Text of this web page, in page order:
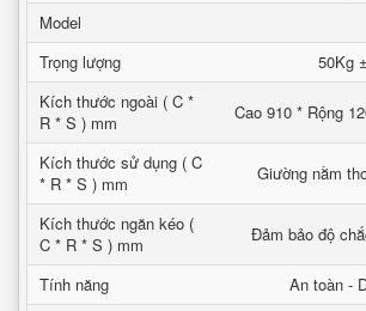
Model
Trọng lượng
50Kg
Kích thước ngoài ( C *
R * S ) mm
Cao 910 * Rộng
Kích thước sử dụng ( C
* R * S ) mm
Giường nằm
Kích thước ngăn kéo (
C * R * S ) mm
Đảm bảo độ
Tính năng
An toàn -